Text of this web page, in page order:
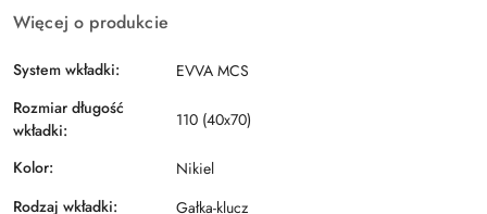
Więcej o produkcie
System wkładki:
EVVA MCS
Rozmiar długość
wkładki:
110 (40x70)
Kolor:
Nikiel
Rodzaj wkładki:
Gałka-klucz